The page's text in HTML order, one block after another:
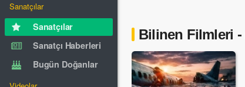
Sanatçılar
Sanatçılar
Sanatçı Haberleri
Bugün Doğanlar
Bilinen Filmleri -